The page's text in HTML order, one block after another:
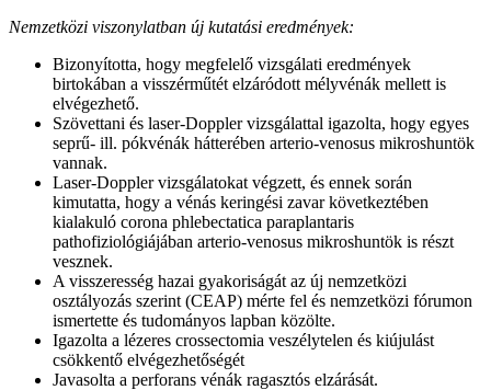
Nemzetközi viszonylatban új kutatási eredmények:
Bizonyította, hogy megfelelő vizsgálati eredmények
birtokában a visszérműtét elzáródott mélyvénák mellett is
elvégezhető.
Szövettani és laser-Doppler vizsgálattal igazolta, hogy egyes
seprű- ill. pókvénák hátterében arterio-venosus mikroshuntök
vannak.
Laser-Doppler vizsgálatokat végzett, és ennek során
kimutatta, hogy a vénás keringési zavar következtében
kialakuló corona phlebectatica paraplantaris
pathofiziológiájában arterio-venosus mikroshuntök is részt
vesznek.
A visszeresség hazai gyakoriságát az új nemzetközi
osztályozás szerint (CEAP) mérte fel és nemzetközi fórumon
ismertette és tudományos lapban közölte.
Igazolta a lézeres crossectomia veszélytelen és kiújulást
csökkentő elvégezhetőségét
Javasolta a perforans vénák ragasztós elzárását.